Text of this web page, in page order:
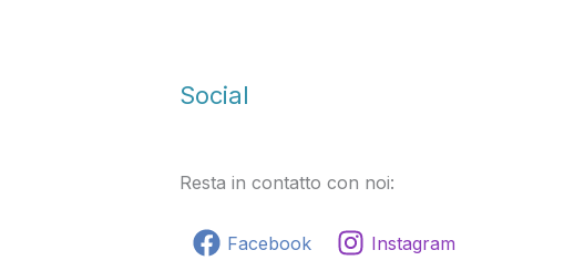
Social
Resta in contatto con noi:
Facebook Instagram